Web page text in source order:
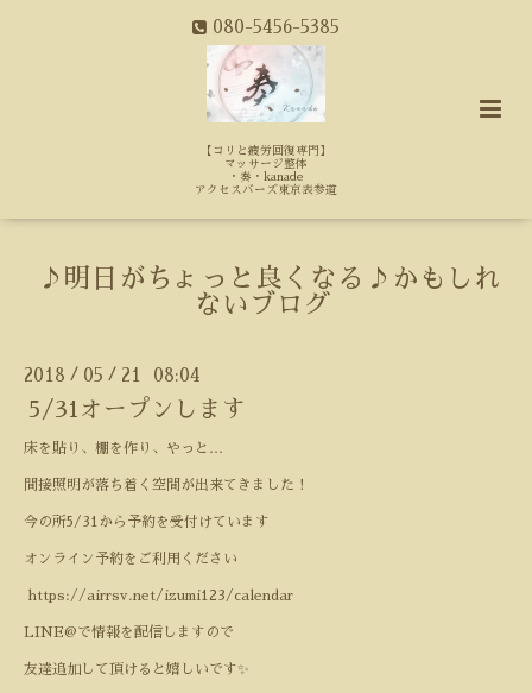
080-5456-5385
【コリと疲労回復専門】
マッサージ整体
・奏・kanade
アクセスバーズ東京表参道
♪明日がちょっと良くなる♪かもしれ
ないブログ
2018 / 05 / 21 08:04
5/31オープンします
床を貼り、棚を作り、やっと…
間接照明が落ち着く空間が出来てきました！
今の所5/31から予約を受付けています
オンライン予約をご利用ください
https://airrsv.net/izumi123/calendar
LINE@で情報を配信しますので
友達追加して頂けると嬉しいです✨